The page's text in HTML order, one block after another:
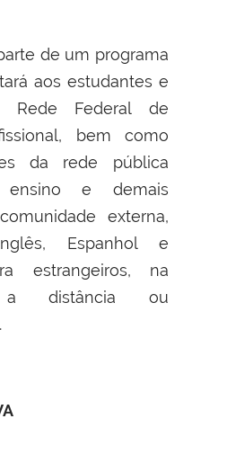
de um programa
aos estudantes e
Rede Federal de
bem como
da rede pública
e demais
externa,
Espanhol e
estrangeiros, na
a distância ou